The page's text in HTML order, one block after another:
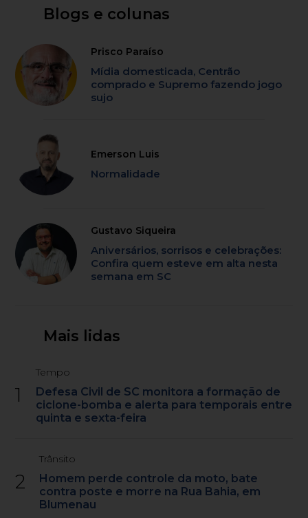
Blogs e colunas
Prisco Paraíso
Mídia domesticada, Centrão
comprado e Supremo fazendo jogo
sujo
Emerson Luis
Normalidade
Gustavo Siqueira
Aniversários, sorrisos e celebrações:
Confira quem esteve em alta nesta
semana em SC
Mais lidas
1
Tempo
Defesa Civil de SC monitora a formação de
ciclone-bomba e alerta para temporais entre
quinta e sexta-feira
2
Trânsito
Homem perde controle da moto, bate
contra poste e morre na Rua Bahia, em
Blumenau